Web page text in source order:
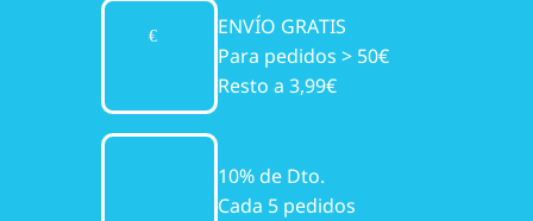
ENVÍO GRATIS
Para pedidos > 50€
Resto a 3,99€
10% de Dto.
Cada 5 pedidos